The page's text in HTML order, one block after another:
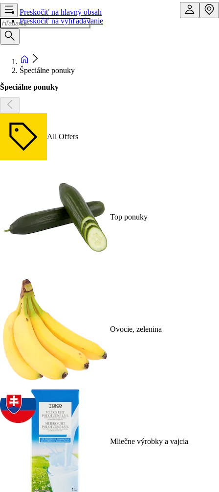
Preskočiť na hlavný obsah
Preskočiť na vyhľadávanie
Špeciálne ponuky
Špeciálne ponuky
All Offers
Top ponuky
Ovocie, zelenina
Mliečne výrobky a vajcia